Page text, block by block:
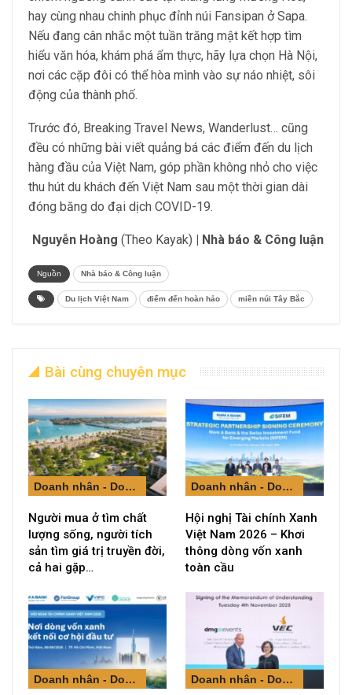
hay cùng nhau chinh phục đỉnh núi Fansipan ở Sapa.
Nếu đang cân nhắc một tuần trăng mật kết hợp tìm
hiểu văn hóa, khám phá ẩm thực, hãy lựa chọn Hà Nội,
nơi các cặp đôi có thể hòa mình vào sự náo nhiệt, sôi
động của thành phố.
Trước đó, Breaking Travel News, Wanderlust… cũng
đều có những bài viết quảng bá các điểm đến du lịch
hàng đầu của Việt Nam, góp phần không nhỏ cho việc
thu hút du khách đến Việt Nam sau một thời gian dài
đóng băng do đại dịch COVID-19.
Nguyễn Hoàng (Theo Kayak) | Nhà báo & Công luận
Nguồn Nhà báo & Công luận
Du lịch Việt Nam điểm đến hoàn hảo miền núi Tây Bắc
Bài cùng chuyên mục
Doanh nhân - Doanh nghiệp
Người mua ở tìm chất
lượng sống, người tích
sản tìm giá trị truyền đời,
cả hai gặp…
Doanh nhân - Doanh nghiệp
Hội nghị Tài chính Xanh
Việt Nam 2026 – Khơi
thông dòng vốn xanh
toàn cầu
Doanh nhân - Doanh nghiệp Doanh nhân - Doanh nghiệp